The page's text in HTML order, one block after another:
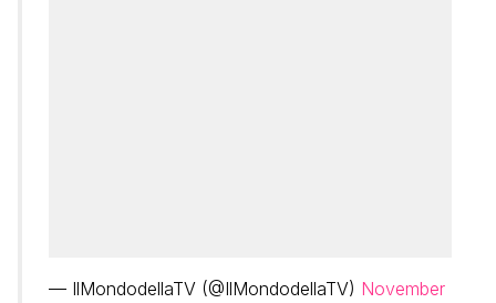
— IlMondodellaTV (@IlMondodellaTV) November